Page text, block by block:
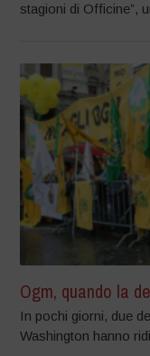
stagioni di Officine”,
Ogm, quando la
In pochi giorni, due
Washington hanno